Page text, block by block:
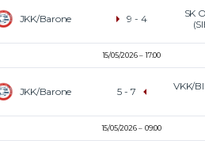
JKK/Barone
SK
9 - 4
15/05/2026 17:00
JKK/Barone
VKK/
5 - 7
15/05/2026 09:00